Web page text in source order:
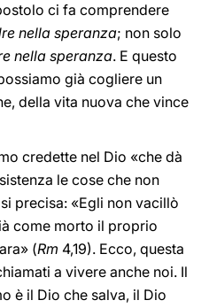
ci fa comprendere
nella speranza; non solo
nella speranza. E questo
già cogliere un
della vita nuova che vince
credette nel Dio «che dà
le cose che non
si precisa: «Egli non vacillò
come morto il proprio
(Rm 4,19). Ecco, questa
a vivere anche noi. Il
è il Dio che salva, il Dio